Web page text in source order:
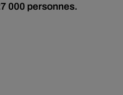
000 personnes.